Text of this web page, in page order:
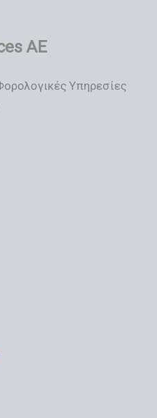
AE
Υπηρεσίες